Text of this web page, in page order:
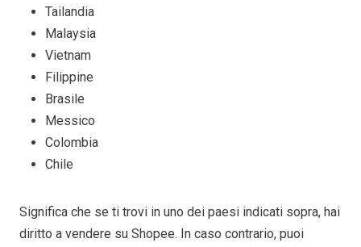
Tailandia
Malaysia
Vietnam
Filippine
Brasile
Messico
Colombia
Chile
Significa che se ti trovi in uno dei paesi indicati sopra, hai
diritto a vendere su Shopee. In caso contrario, puoi